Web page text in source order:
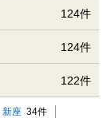
124件
124件
122件
新座 34件